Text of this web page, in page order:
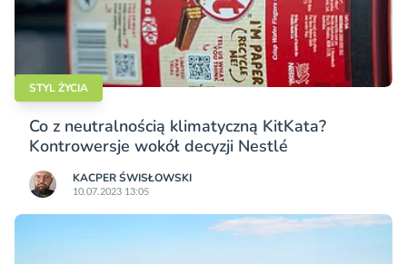
STYL ŻYCIA
Co z neutralnością klimatyczną KitKata?
Kontrowersje wokół decyzji Nestlé
KACPER ŚWISŁO­WSKI
10.07.2023 13:05